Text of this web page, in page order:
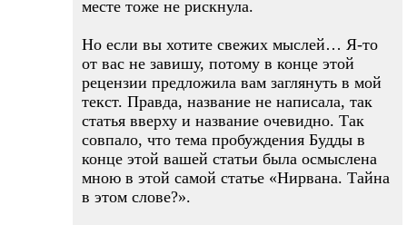
месте тоже не рискнула.
Но если вы хотите свежих мыслей… Я-то
от вас не завишу, потому в конце этой
рецензии предложила вам заглянуть в мой
текст. Правда, название не написала, так
статья вверху и название очевидно. Так
совпало, что тема пробуждения Будды в
конце этой вашей статьи была осмыслена
мною в этой самой статье «Нирвана. Тайна
в этом слове?».